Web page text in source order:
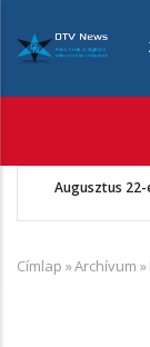
tartalomra
Augusztus
Morzsa
Címlap »Archívum »